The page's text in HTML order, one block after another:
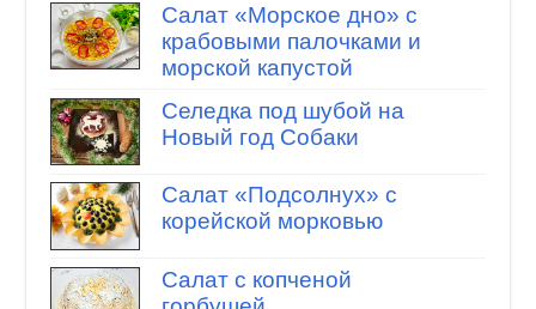
Салат «Морское дно» с
крабовыми палочками и
морской капустой
Селедка под шубой на
Новый год Собаки
Салат «Подсолнух» с
корейской морковью
Салат с копченой